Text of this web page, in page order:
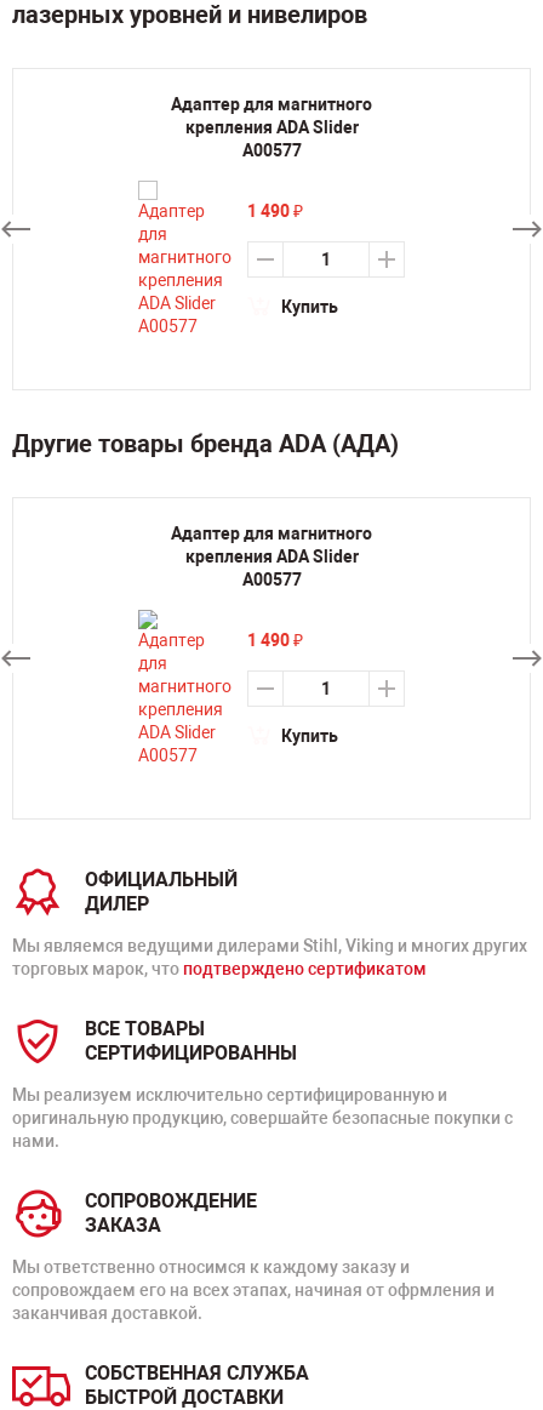
лазерных уровней и нивелиров
Адаптер для магнитного
крепления ADA Slider
А00577
1 490₽
Купить
Другие товары бренда ADA (АДА)
Адаптер для магнитного
крепления ADA Slider
А00577
1 490₽
Купить
ОФИЦИАЛЬНЫЙ
ДИЛЕР
Мы являемся ведущими дилерами Stihl, Viking и многих других
торговых марок, что подтверждено сертификатом
ВСЕ ТОВАРЫ
СЕРТИФИЦИРОВАННЫ
Мы реализуем исключительно сертифицированную и
оригинальную продукцию, совершайте безопасные покупки с
нами.
СОПРОВОЖДЕНИЕ
ЗАКАЗА
Мы ответственно относимся к каждому заказу и
сопровождаем его на всех этапах, начиная от офрмления и
заканчивая доставкой.
СОБСТВЕННАЯ СЛУЖБА
БЫСТРОЙ ДОСТАВКИ